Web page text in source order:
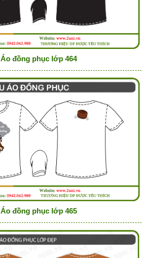
Áo đồng phục lớp 464
Áo đồng phục lớp 465